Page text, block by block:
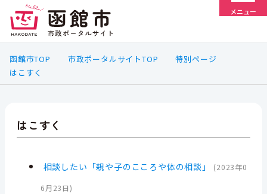
メニュー
函館市TOP 市政ポータルサイトTOP
特別ページ
はこすく
はこすく
相談したい「親や子のこころや体の相談」 (2023年0
6月23日)